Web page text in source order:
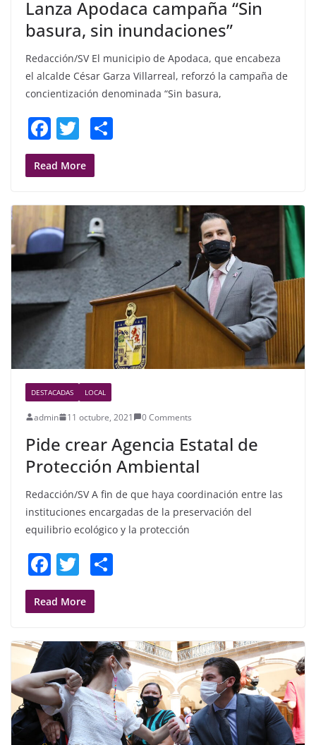
Lanza Apodaca campaña “Sin
basura, sin inundaciones”
Redacción/SV El municipio de Apodaca, que encabeza
el alcalde César Garza Villarreal, reforzó la campaña de
concientización denominada “Sin basura,
F
a
c
b
o
o
k
T
w
itt
Read More
DESTACADAS LOCAL
admin 11 octubre, 2021 0 Comments
Pide crear Agencia Estatal de
Protección Ambiental
Redacción/SV A fin de que haya coordinación entre las
instituciones encargadas de la preservación del
equilibrio ecológico y la protección
F
a
c
b
o
o
k
T
w
itt
Read More